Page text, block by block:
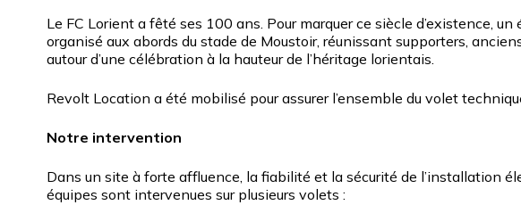
Le FC Lorient a fêté ses 100 ans. Pour marquer ce siècle d’existence,
organisé aux abords du stade de Moustoir, réunissant supporters,
autour d’une célébration à la hauteur de l’héritage lorientais.
Revolt Location a été mobilisé pour assurer l’ensemble du volet
Notre intervention
Dans un site à forte affluence, la fiabilité et la sécurité de l’installation
équipes sont intervenues sur plusieurs volets :